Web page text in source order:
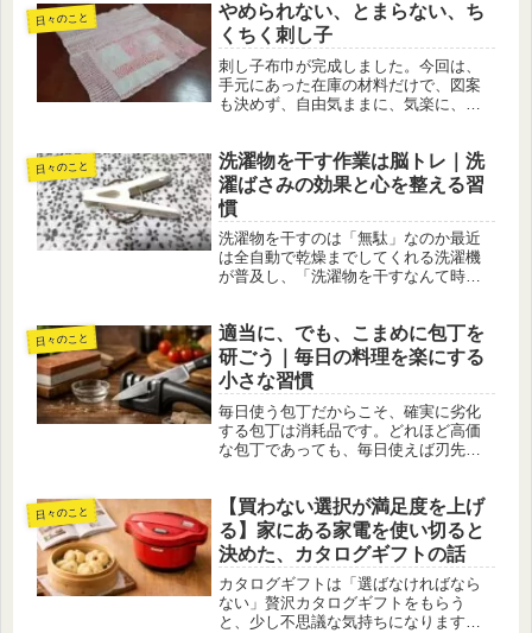
に至っています。その一方で、私自身
は昔から文房具が好きです。100円シ...
日々のこと
やめられない、とまらない、ち
くちく刺し子
刺し子布巾が完成しました。今回は、
手元にあった在庫の材料だけで、図案
も決めず、自由気ままに、気楽に、た
だけ。ただただ刺し進める、それだけ
の刺し子です。図案なし・計画なし。
そ...
日々のこと
洗濯物を干す作業は脳トレ｜洗
濯ばさみの効果と心を整える習
慣
洗濯物を干すのは「無駄」なのか最近
は全自動で乾燥までしてくれる洗濯機
が普及し、「洗濯物を干すなんて時間
強！」という動画を見て、確かに効率
的だなあと感心しました。電気...
日々のこと
適当に、でも、こまめに包丁を
研ごう｜毎日の料理を楽にする
小さな習慣
毎日使う包丁だからこそ、確実に劣化
する包丁は消耗品です。どれほど高価
な包丁であっても、毎日使えば刃先は
ストレスを感じる。これらは切れ味低
下のサインです。「まだ使えるから」
「...
日々のこと
【買わない選択が満足度を上げ
る】家にある家電を使い切ると
決めた、カタログギフトの話
カタログギフトは「選ばなければなら
ない」贅沢カタログギフトをもらう
と、少し不思議な気持ちになります。